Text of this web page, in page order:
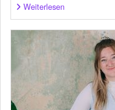
Weiterlesen